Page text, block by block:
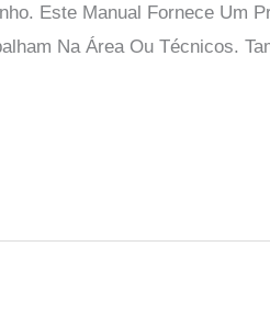
Este Manual Fornece Um
Na Área Ou Técnicos.